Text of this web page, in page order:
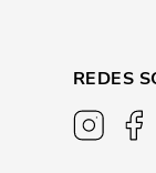
REDES